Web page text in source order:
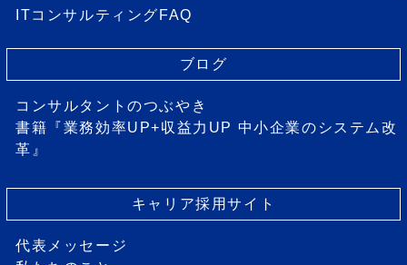
ITコンサルティングFAQ
ブログ
コンサルタントのつぶやき
書籍『業務効率UP+収益力UP 中小企業のシステム改
革』
キャリア採用サイト
代表メッセージ